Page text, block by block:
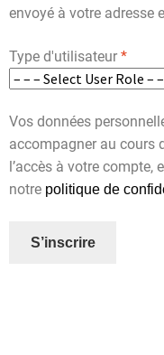
envoyé à votre adresse
Type d'utilisateur *
Vos données
accompagner au cours
l’accès à votre compte,
notre politique de
S’inscrire